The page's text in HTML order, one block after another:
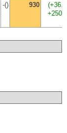
-() 930 (